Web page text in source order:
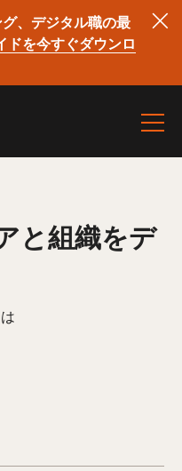
、デジタル職の最
を今すぐダウンロ
と組織をデ